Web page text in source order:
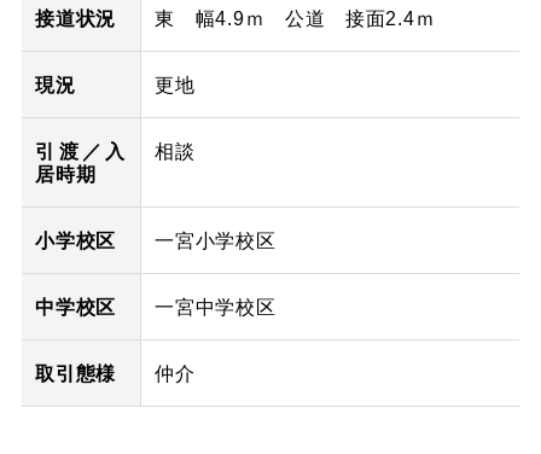
接道状況 東 幅4.9ｍ 公道 接面2.4ｍ
現況 更地
引渡／入
居時期
相談
小学校区 一宮小学校区
中学校区 一宮中学校区
取引態様 仲介